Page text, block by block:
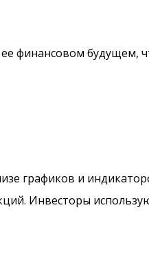
будущем,
графиков и
Инвесторы